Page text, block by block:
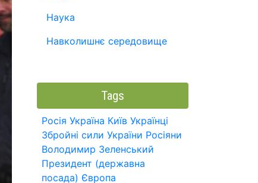
Наука
Навколишнє середовище
Tags
Росія Україна Київ Українці
Збройні сили України Росіяни
Володимир Зеленський
Президент (державна
посада) Європа